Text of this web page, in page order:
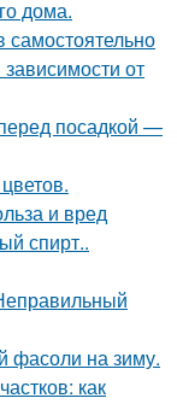
дома.
от
посадкой —
и вред
спирт..
фасоли на зиму.
как